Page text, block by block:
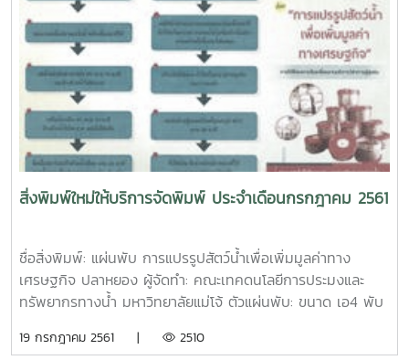
ชื่อสิ่งพิมพ์: หนังสืองานแสดงมุทิตาจิตแด่ผู้เกษียณอายุราชการ
ประจำปีงบประมาณ 2561 คณะผลิตกรรมการเกษตร ผู้จัดทำ:
คณะผลิตกรรมการเกษตร มหาวิทยาลัยแม่โจ้ จำนวนหน้า: 24
หน้า ตัวเล่ม: ขนาด เอ5 ปกอาร์ตมัน 210 แกรม พิมพ์ 4 สี
เคลือบมัน เนื้อใน ปอนด์ 70 แกรม พิมพ์ 4 สี เข้าเล่มมุงหลังคา
ชื่อสิ่งพิมพ์: หนังสือ งานแสดงมุทิตาจิตผู้เกษียณอายุ
มหาวิทยาลัยแม่โจ้ ประจำปี 2561 ผู้จัดทำ: กองการเจ้าหน้าที่
สำนักงานอธิการบดี จำนวนหน้า: 104 หน้า ตัวเล่ม: ขนาด เอ5
ปกอาร์ตมัน 260 แกรม พิมพ์ 4 สี เคลือบด้าน เนื้อในปอนด์ 70
แกรม พิมพ์ 4 สี/ 1 สี เข้าเล่มไสกาวชื่อสิ่งพิมพ์: เอกสาร การจัด
บัณฑิตวิทยาลัย มหาวิทยาลัยแม่โจ้ จำนวนหน้า: 40 หน้า ตัวเล่ม:
ขนาด เอ5 ปกอร์ตมัน 210 แกรม พิมพ์ 4 สี เคลือบมัน เนื้อใน
ปอนด์ 70 แกรม พิมพ์ 4 สี เข้าเล่มมุงหลังคาชื่อสิ่งพิมพ์:
Solar Energy Technology ผู้แต่ง: ผศ.กิตติกร สาสุจิตต์ ISBN:
สิ่งพิมพ์ใหม่ให้บริการจัดพิมพ์ ประจำเดือนกรกฎาคม 2561
ชื่อสิ่งพิมพ์: แผ่นพับ การแปรรูปสัตว์น้ำเพื่อเพิ่มมูลค่าทาง
เศรษฐกิจ ปลาหยอง ผู้จัดทำ: คณะเทคดนโลยีการประมงและ
ทรัพยากรทางน้ำ มหาวิทยาลัยแม่โจ้ ตัวแผ่นพับ: ขนาด เอ4 พับ
การแปรรูปสัตว์น้ำเพื่อเพิ่มมูลค่าทางเศรษฐกิจ หนังปลาทอด
19 กรกฎาคม 2561 | 2510